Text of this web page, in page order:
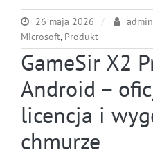
26 maja 2026 admin
Microsoft, Produkt
GameSir X2
Android –
licencja i
chmurze